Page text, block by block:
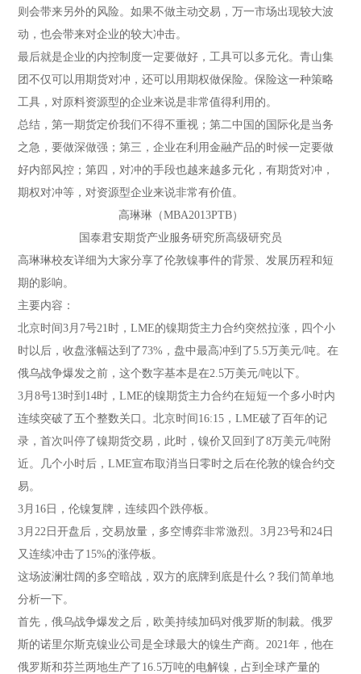
则会带来另外的风险。如果不做主动交易，万一市场出现较大波
动，也会带来对企业的较大冲击。
最后就是企业的内控制度一定要做好，工具可以多元化。青山集
团不仅可以用期货对冲，还可以用期权做保险。保险这一种策略
工具，对原料资源型的企业来说是非常值得利用的。
总结，第一期货定价我们不得不重视；第二中国的国际化是当务
之急，要做深做强；第三，企业在利用金融产品的时候一定要做
好内部风控；第四，对冲的手段也越来越多元化，有期货对冲，
期权对冲等，对资源型企业来说非常有价值。
高琳琳（MBA2013PTB）
国泰君安期货产业服务研究所高级研究员
高琳琳校友详细为大家分享了伦敦镍事件的背景、发展历程和短
期的影响。
主要内容：
北京时间3月7号21时，LME的镍期货主力合约突然拉涨，四个小
时以后，收盘涨幅达到了73%，盘中最高冲到了5.5万美元/吨。在
俄乌战争爆发之前，这个数字基本是在2.5万美元/吨以下。
3月8号13时到14时，LME的镍期货主力合约在短短一个多小时内
连续突破了五个整数关口。北京时间16:15，LME破了百年的记
录，首次叫停了镍期货交易，此时，镍价又回到了8万美元/吨附
近。几个小时后，LME宣布取消当日零时之后在伦敦的镍合约交
易。
3月16日，伦镍复牌，连续四个跌停板。
3月22日开盘后，交易放量，多空博弈非常激烈。3月23号和24日
又连续冲击了15%的涨停板。
这场波澜壮阔的多空暗战，双方的底牌到底是什么？我们简单地
分析一下。
首先，俄乌战争爆发之后，欧美持续加码对俄罗斯的制裁。俄罗
斯的诺里尔斯克镍业公司是全球最大的镍生产商。2021年，他在
俄罗斯和芬兰两地生产了16.5万吨的电解镍，占到全球产量的